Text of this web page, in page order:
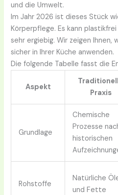
und die Umwelt.
Im Jahr 2026 ist dieses Stück
Körperpflege. Es kann
sehr ergiebig. Wir zeigen Ihnen,
sicher in Ihrer Küche anwenden.
Die folgende Tabelle fasst die
Aspekt
Praxis
Grundlage
Chemische
Prozesse
historischen
Rohstoffe
Natürliche
und Fette